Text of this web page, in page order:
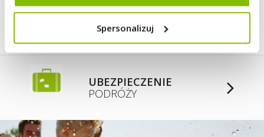
można się z nami skontaktować i w jaki sposób
Spersonalizuj
OBLICZ SKŁADKĘ ON-LINE
UBEZPIECZENIE
PODRÓŻY